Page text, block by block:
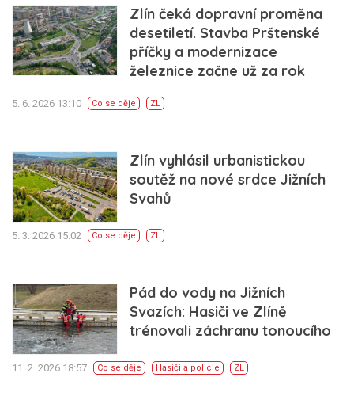
Zlín čeká dopravní proměna
desetiletí. Stavba Prštenské
příčky a modernizace
železnice začne už za rok
5. 6. 2026 13:10 Co se děje ZL
Zlín vyhlásil urbanistickou
soutěž na nové srdce Jižních
Svahů
5. 3. 2026 15:02 Co se děje ZL
Pád do vody na Jižních
Svazích: Hasiči ve Zlíně
trénovali záchranu tonoucího
11. 2. 2026 18:57 Co se děje Hasiči a policie ZL